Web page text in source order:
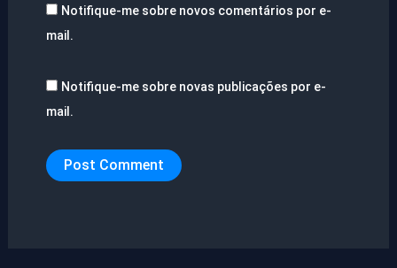
Notifique-me sobre novos comentários por e-
mail.
Notifique-me sobre novas publicações por e-
mail.